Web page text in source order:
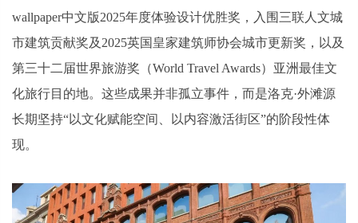
wallpaper中文版2025年度体验设计优胜奖，入围三联人文城
市建筑贡献奖及2025英国皇家建筑师协会城市更新奖，以及
第三十二届世界旅游奖（World Travel Awards）亚洲最佳文
化旅行目的地。这些成果并非孤立事件，而是洛克·外滩源
长期坚持“以文化赋能空间、以内容激活街区”的阶段性体
现。